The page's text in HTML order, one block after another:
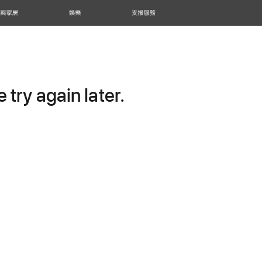
家居 娛樂 支援服務
try again later.